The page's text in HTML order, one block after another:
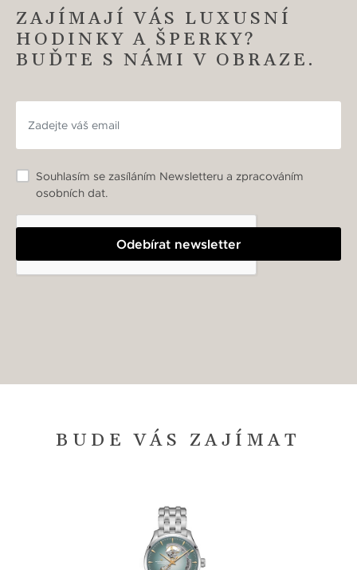
ZAJÍMAJÍ VÁS LUXUSNÍ
HODINKY A ŠPERKY?
BUĎTE S NÁMI V OBRAZE.
Odebírat newsletter
Souhlasím se zasíláním Newsletteru a zpracováním
osobních dat.
BUDE VÁS ZAJÍMAT